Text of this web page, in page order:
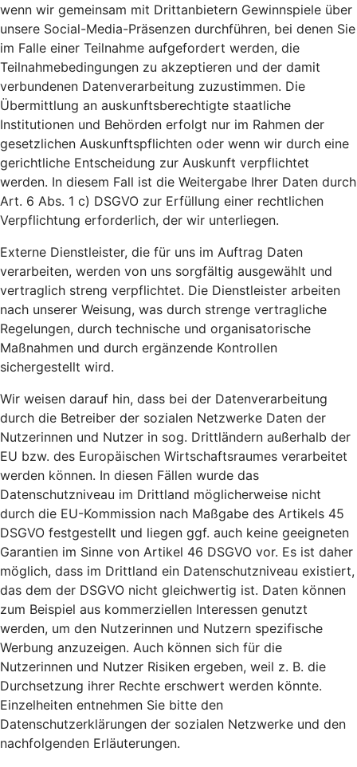
wenn wir gemeinsam mit Drittanbietern Gewinnspiele über
unsere Social-Media-Präsenzen durchführen, bei denen Sie
im Falle einer Teilnahme aufgefordert werden, die
Teilnahmebedingungen zu akzeptieren und der damit
verbundenen Datenverarbeitung zuzustimmen. Die
Übermittlung an auskunftsberechtigte staatliche
Institutionen und Behörden erfolgt nur im Rahmen der
gesetzlichen Auskunftspflichten oder wenn wir durch eine
gerichtliche Entscheidung zur Auskunft verpflichtet
werden. In diesem Fall ist die Weitergabe Ihrer Daten durch
Art. 6 Abs. 1 c) DSGVO zur Erfüllung einer rechtlichen
Verpflichtung erforderlich, der wir unterliegen.
Externe Dienstleister, die für uns im Auftrag Daten
verarbeiten, werden von uns sorgfältig ausgewählt und
vertraglich streng verpflichtet. Die Dienstleister arbeiten
nach unserer Weisung, was durch strenge vertragliche
Regelungen, durch technische und organisatorische
Maßnahmen und durch ergänzende Kontrollen
sichergestellt wird.
Wir weisen darauf hin, dass bei der Datenverarbeitung
durch die Betreiber der sozialen Netzwerke Daten der
Nutzerinnen und Nutzer in sog. Drittländern außerhalb der
EU bzw. des Europäischen Wirtschaftsraumes verarbeitet
werden können. In diesen Fällen wurde das
Datenschutzniveau im Drittland möglicherweise nicht
durch die EU-Kommission nach Maßgabe des Artikels 45
DSGVO festgestellt und liegen ggf. auch keine geeigneten
Garantien im Sinne von Artikel 46 DSGVO vor. Es ist daher
möglich, dass im Drittland ein Datenschutzniveau existiert,
das dem der DSGVO nicht gleichwertig ist. Daten können
zum Beispiel aus kommerziellen Interessen genutzt
werden, um den Nutzerinnen und Nutzern spezifische
Werbung anzuzeigen. Auch können sich für die
Nutzerinnen und Nutzer Risiken ergeben, weil z. B. die
Durchsetzung ihrer Rechte erschwert werden könnte.
Einzelheiten entnehmen Sie bitte den
Datenschutzerklärungen der sozialen Netzwerke und den
nachfolgenden Erläuterungen.